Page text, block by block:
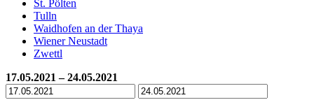
St. Pölten
Tulln
Waidhofen an der Thaya
Wiener Neustadt
Zwettl
17.05.2021 – 24.05.2021